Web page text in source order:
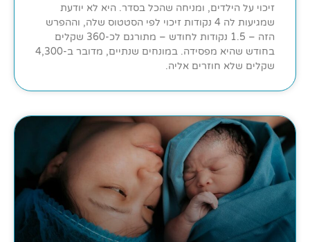
זיכוי על הילדים, ומניחה שהכל בסדר. היא לא יודעת
שמגיעות לה 4 נקודות זיכוי לפי הסטטוס שלה, וההפרש
הזה – 1.5 נקודות לחודש – מתורגם לכ-360 שקלים
בחודש שהיא מפסידה. במונחים שנתיים, מדובר ב-4,300
שקלים שלא חוזרים אליה.